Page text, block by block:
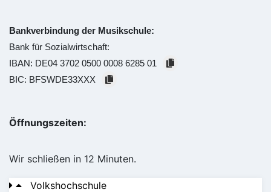
Bankverbindung der Musikschule:
Bank für Sozialwirtschaft:
IBAN: DE04 3702 0500 0008 6285 01
BIC: BFSWDE33XXX
Öffnungszeiten:
Wir schließen in 12 Minuten.
Volkshochschule